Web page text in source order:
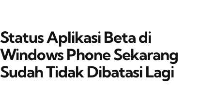
Status Aplikasi Beta di
Windows Phone Sekarang
Sudah Tidak Dibatasi Lagi